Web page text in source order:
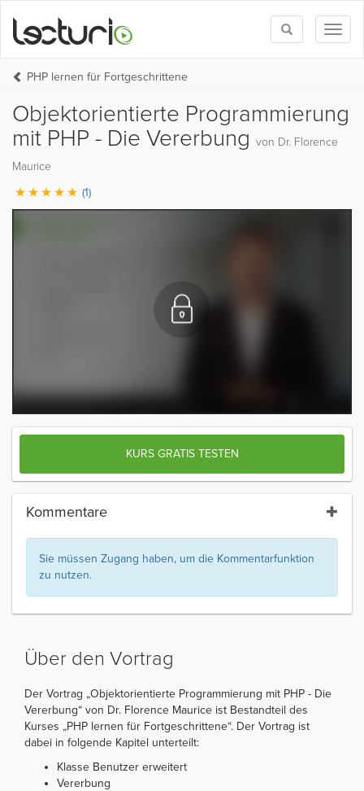
Toggle
search
PHP lernen für Fortgeschrittene
Objektorientierte Programmierung
mit PHP - Die Vererbung von Dr. Florence
Maurice
(1)
KURS GRATIS TESTEN
Kommentare
Sie müssen Zugang haben, um die Kommentarfunktion
zu nutzen.
Über den Vortrag
Der Vortrag „Objektorientierte Programmierung mit PHP - Die
Vererbung“ von Dr. Florence Maurice ist Bestandteil des
Kurses „PHP lernen für Fortgeschrittene“. Der Vortrag ist
dabei in folgende Kapitel unterteilt:
Klasse Benutzer erweitert
Vererbung